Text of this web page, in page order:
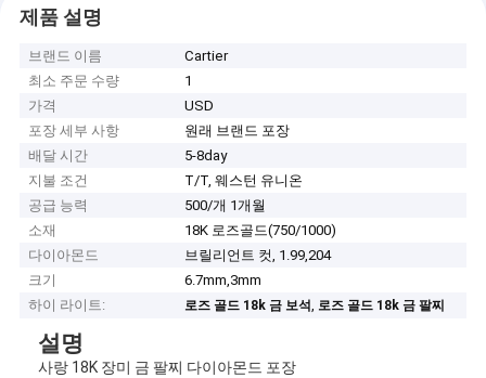
제품 설명
브랜드 이름
Cartier
최소 주문 수량
1
가격
USD
포장 세부 사항
원래 브랜드 포장
배달 시간
5-8day
지불 조건
T/T, 웨스턴 유니온
공급 능력
500/개 1개월
소재
18K 로즈골드(750/1000)
다이아몬드
브릴리언트 컷, 1.99,204
크기
6.7mm,3mm
하이 라이트:
로즈 골드 18k 금 보석, 로즈 골드 18k 금 팔찌
설명
사랑 18K 장미 금 팔찌 다이아몬드 포장